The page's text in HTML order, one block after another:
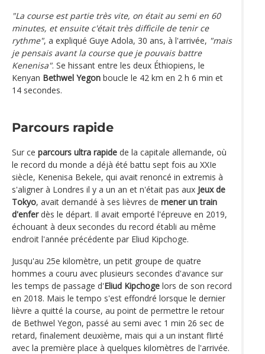
"La course est partie très vite, on était au semi en 60
minutes, et ensuite c'était très difficile de tenir ce
rythme", a expliqué Guye Adola, 30 ans, à l'arrivée, "mais
je pensais avant la course que je pouvais battre
Kenenisa". Se hissant entre les deux Éthiopiens, le
Kenyan Bethwel Yegon boucle le 42 km en 2 h 6 min et
14 secondes.
Parcours rapide
Sur ce parcours ultra rapide de la capitale allemande, où
le record du monde a déjà été battu sept fois au XXIe
siècle, Kenenisa Bekele, qui avait renoncé in extremis à
s'aligner à Londres il y a un an et n'était pas aux Jeux de
Tokyo, avait demandé à ses lièvres de mener un train
d'enferdès le départ. Il avait emporté l'épreuve en 2019,
échouant à deux secondes du record établi au même
endroit l'année précédente par Eliud Kipchoge.
Jusqu'au 25e kilomètre, un petit groupe de quatre
hommes a couru avec plusieurs secondes d'avance sur
les temps de passage d'Eliud Kipchoge lors de son record
en 2018. Mais le tempo s'est effondré lorsque le dernier
lièvre a quitté la course, au point de permettre le retour
de Bethwel Yegon, passé au semi avec 1 min 26 sec de
retard, finalement deuxième, mais qui a un instant flirté
avec la première place à quelques kilomètres de l'arrivée.